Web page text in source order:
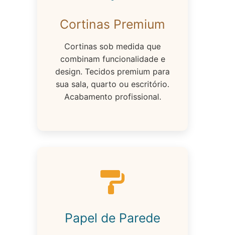
Cortinas Premium
Cortinas sob medida que
combinam funcionalidade e
design. Tecidos premium para
sua sala, quarto ou escritório.
Acabamento profissional.
Papel de Parede